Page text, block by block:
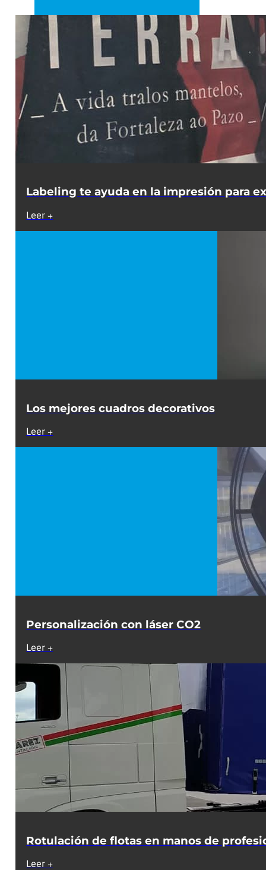
Labeling te ayuda en la impresión para
Leer +
Los mejores cuadros decorativos
Leer +
Personalización con láser CO2
Leer +
Rotulación de flotas en manos de
Leer +